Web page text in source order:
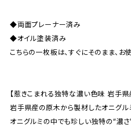
◆両面プレーナー済み
◆オイル塗装済み
こちらの一枚板は、すぐにそのまま、お
【惹きこまれる独特な濃い色味 岩手県
岩手県産の原木から製材したオニグル
オニグルミの中でも珍しい独特の“濃